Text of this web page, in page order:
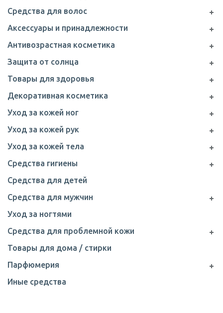
Средства для волос
Аксессуары и принадлежности
Антивозрастная косметика
Защита от солнца
Товары для здоровья
Декоративная косметика
Уход за кожей ног
Уход за кожей рук
Уход за кожей тела
Средства гигиены
Средства для детей
Средства для мужчин
Уход за ногтями
Средства для проблемной кожи
Товары для дома / стирки
Парфюмерия
Иные средства